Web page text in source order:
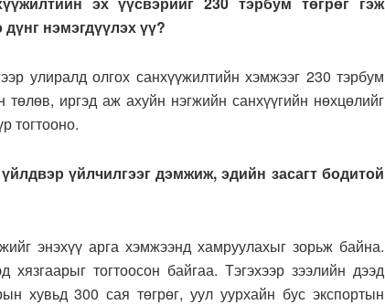
нэмэгдүүлэх үү?
улиралд олгох санхүүжилтийн хэмжээг 230 тэрбум
иргэд аж ахуйн нэгжийн санхүүгийн нөхцөлийг
тогтооно.
үйлчилгээг дэмжиж, эдийн засагт бодитой
энэхүү арга хэмжээнд хамруулахыг зорьж байна.
хязгаарыг тогтоосон байгаа. Тэгэхээр зээлийн дээд
хувьд 300 сая төгрөг, уул уурхайн бус экспортын